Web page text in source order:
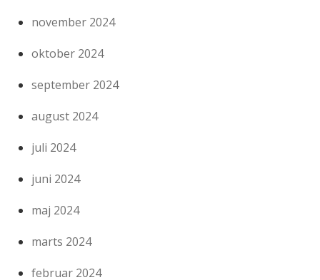
november 2024
oktober 2024
september 2024
august 2024
juli 2024
juni 2024
maj 2024
marts 2024
februar 2024